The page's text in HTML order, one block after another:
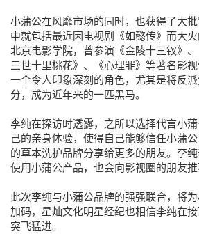
小蒲公在风靡市场的同时，也获得了大
中就包括最近因电视剧《如懿传》而大
北京电影学院，曾参演《金陵十三钗》
三世十里桃花》、《心理罪》等著名影
一个令人印象深刻的角色，尤其是将反
分，成为近年来的一匹黑马。
李纯在探访时透露，之所以选择代言小
己的亲身体验，使得自己能够信任小蒲
的草本洗护品牌分享给更多的朋友。李
使用小蒲公产品，也会向影视圈的朋友推
此次李纯与小蒲公品牌的强强联合，将
加码，星灿文化明星经纪也相信李纯在
突飞猛进。